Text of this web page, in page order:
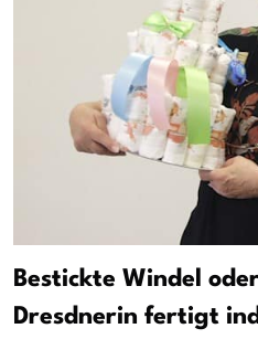
Bestickte Windel
Dresdnerin fertigt